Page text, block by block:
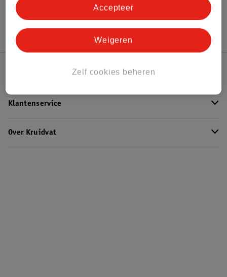
Hoe controleren wij de reviews?
Klantenservice
Over Kruidvat
Zelf cookies beheren
Weigeren
Accepteer